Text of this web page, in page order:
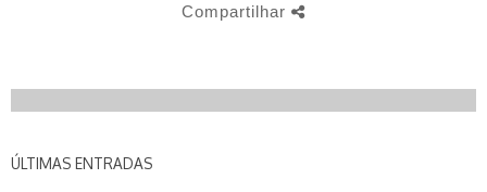
Compartilhar
ÚLTIMAS ENTRADAS